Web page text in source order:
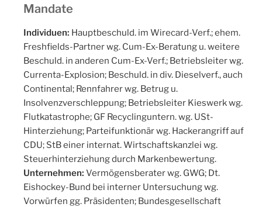
Mandate
Individuen: Hauptbeschuld. im Wirecard-Verf.; ehem.
Freshfields-Partner wg. Cum-Ex-Beratung u. weitere
Beschuld. in anderen Cum-Ex-Verf.; Betriebsleiter wg.
Currenta-Explosion; Beschuld. in div. Dieselverf., auch
Continental; Rennfahrer wg. Betrug u.
Insolvenzverschleppung; Betriebsleiter Kieswerk wg.
Flutkatastrophe; GF Recyclinguntern. wg. USt-
Hinterziehung; Parteifunktionär wg. Hackerangriff auf
CDU; StB einer internat. Wirtschaftskanzlei wg.
Steuerhinterziehung durch Markenbewertung.
Unternehmen: Vermögensberater wg. GWG; Dt.
Eishockey-Bund bei interner Untersuchung wg.
Vorwürfen gg. Präsidenten; Bundesgesellschaft